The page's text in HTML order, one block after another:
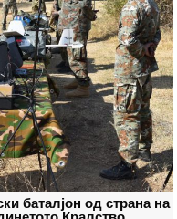
баталјон од страна на